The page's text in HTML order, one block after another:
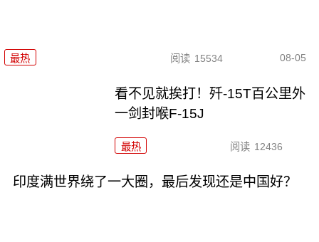
最热 阅读 15534 08-05
看不见就挨打！歼-15T百公里外
一剑封喉F-15J
最热 阅读 12436
印度满世界绕了一大圈，最后发现还是中国好？